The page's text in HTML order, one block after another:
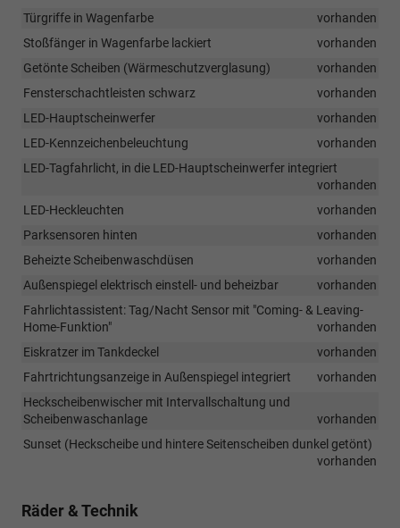
Türgriffe in Wagenfarbe
vorhanden
Stoßfänger in Wagenfarbe lackiert
vorhanden
Getönte Scheiben (Wärmeschutzverglasung)
vorhanden
Fensterschachtleisten schwarz
vorhanden
LED-Hauptscheinwerfer
vorhanden
LED-Kennzeichenbeleuchtung
vorhanden
LED-Tagfahrlicht, in die LED-Hauptscheinwerfer integriert
vorhanden
LED-Heckleuchten
vorhanden
Parksensoren hinten
vorhanden
Beheizte Scheibenwaschdüsen
vorhanden
Außenspiegel elektrisch einstell- und beheizbar
vorhanden
Fahrlichtassistent: Tag/Nacht Sensor mit "Coming- & Leaving-
Home-Funktion"
vorhanden
Eiskratzer im Tankdeckel
vorhanden
Fahrtrichtungsanzeige in Außenspiegel integriert
vorhanden
Heckscheibenwischer mit Intervallschaltung und
Scheibenwaschanlage
vorhanden
Sunset (Heckscheibe und hintere Seitenscheiben dunkel getönt)
vorhanden
Räder & Technik